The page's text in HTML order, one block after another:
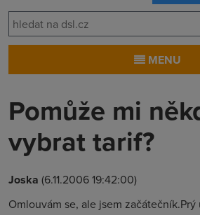
MENU
Pomůže mi
vybrat tarif?
Joska (6.11.2006 19:42:00)
Omlouvám se, ale jsem